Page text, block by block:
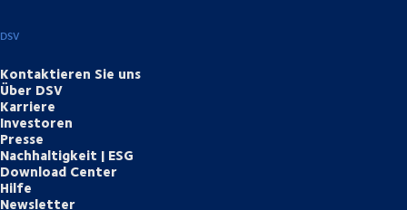
DSV
Kontaktieren Sie uns
Über DSV
Karriere
Investoren
Presse
Nachhaltigkeit | ESG
Download Center
Hilfe
Newsletter